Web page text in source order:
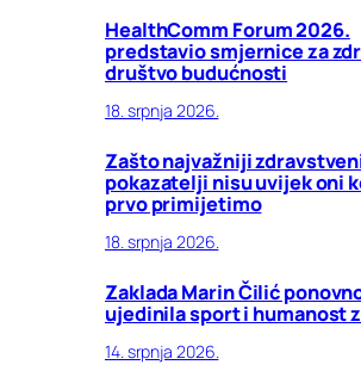
HealthComm Forum 2026.
predstavio smjernice za
društvo budućnosti
18. srpnja 2026.
Zašto najvažniji
pokazatelji nisu uvijek oni
prvo primijetimo
18. srpnja 2026.
Zaklada Marin Čilić
ujedinila sport i humanost
14. srpnja 2026.